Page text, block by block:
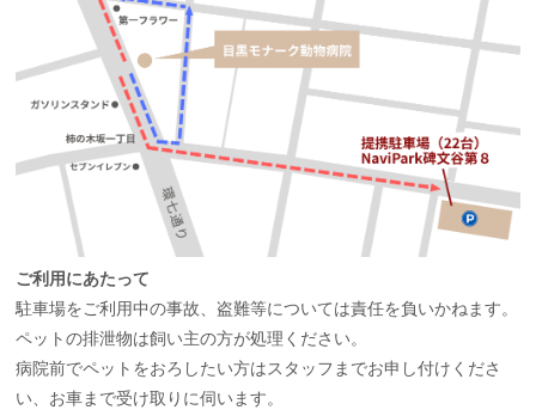
ご利用にあたって
駐車場をご利用中の事故、盗難等については責任を負いかねます。
ペットの排泄物は飼い主の方が処理ください。
病院前でペットをおろしたい方はスタッフまでお申し付けくださ
い、お車まで受け取りに伺います。